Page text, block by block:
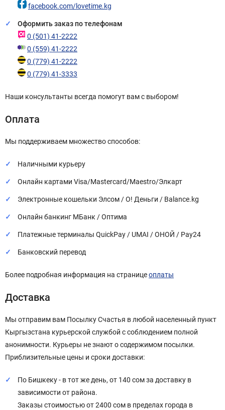
facebook.com/lovetime.kg
Оформить заказ по телефонам
0 (501) 41-2222
0 (559) 41-2222
0 (779) 41-2222
0 (779) 41-3333
Наши консультанты всегда помогут вам с выбором!
Оплата
Мы поддерживаем множество способов:
Наличными курьеру
Онлайн картами Visa/Mastercard/Maestro/Элкарт
Электронные кошельки Элсом / О! Деньги / Balance.kg
Онлайн банкинг МБанк / Оптима
Платежные терминалы QuickPay / UMAI / ОНОЙ / Pay24
Банковский перевод
Более подробная информация на страницеоплаты
Доставка
Мы отправим вам Посылку Счастья в любой населенный пункт
Кыргызстана курьерской службой с соблюдением полной
анонимности. Курьеры не знают о содержимом посылки.
Приблизительные цены и сроки доставки:
По Бишкеку - в тот же день, от 140 сом за доставку в
зависимости от района.
Заказы стоимостью от 2400 сом в пределах города в